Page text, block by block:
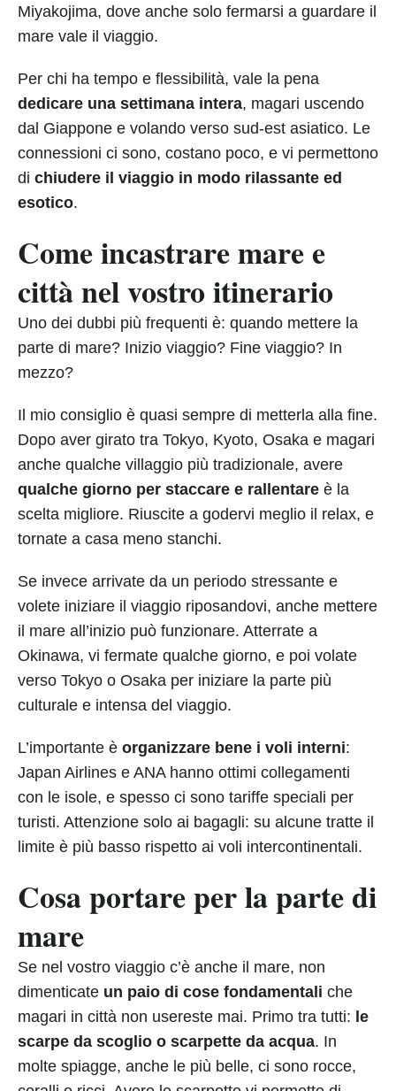
Miyakojima, dove anche solo fermarsi a guardare il
mare vale il viaggio.
Per chi ha tempo e flessibilità, vale la pena
dedicare una settimana intera, magari uscendo
dal Giappone e volando verso sud-est asiatico. Le
connessioni ci sono, costano poco, e vi permettono
di chiudere il viaggio in modo rilassante ed
esotico.
Come incastrare mare e
città nel vostro itinerario
Uno dei dubbi più frequenti è: quando mettere la
parte di mare? Inizio viaggio? Fine viaggio? In
mezzo?
Il mio consiglio è quasi sempre di metterla alla fine.
Dopo aver girato tra Tokyo, Kyoto, Osaka e magari
anche qualche villaggio più tradizionale, avere
qualche giorno per staccare e rallentare è la
scelta migliore. Riuscite a godervi meglio il relax, e
tornate a casa meno stanchi.
Se invece arrivate da un periodo stressante e
volete iniziare il viaggio riposandovi, anche mettere
il mare all’inizio può funzionare. Atterrate a
Okinawa, vi fermate qualche giorno, e poi volate
verso Tokyo o Osaka per iniziare la parte più
culturale e intensa del viaggio.
L’importante è organizzare bene i voli interni:
Japan Airlines e ANA hanno ottimi collegamenti
con le isole, e spesso ci sono tariffe speciali per
turisti. Attenzione solo ai bagagli: su alcune tratte il
limite è più basso rispetto ai voli intercontinentali.
Cosa portare per la parte di
mare
Se nel vostro viaggio c’è anche il mare, non
dimenticate un paio di cose fondamentali che
magari in città non usereste mai. Primo tra tutti: le
scarpe da scoglio o scarpette da acqua. In
molte spiagge, anche le più belle, ci sono rocce,